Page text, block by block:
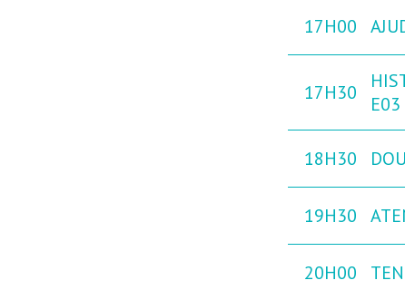
17H00
17H30
E03
18H30
19H30
20H00